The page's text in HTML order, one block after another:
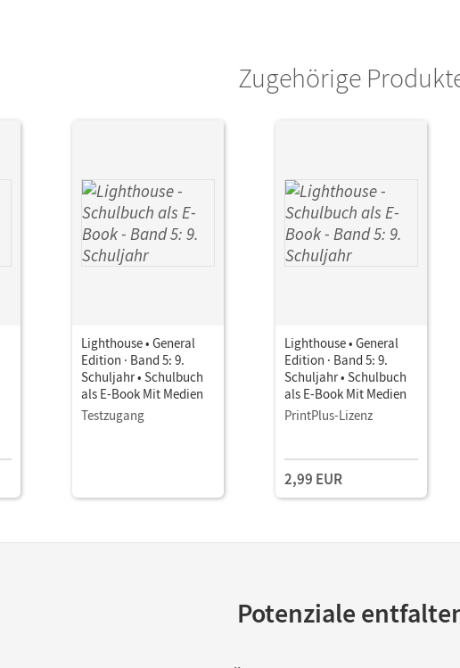
Zugehörige
Lighthouse • General
Edition · Band 5: 9.
Schuljahr • Schulbuch
als E-Book Mit Medien
Testzugang
Lighthouse • General
Edition · Band 5: 9.
Schuljahr • Schulbuch
als E-Book Mit Medien
PrintPlus-Lizenz
2,99 EUR
Potenziale